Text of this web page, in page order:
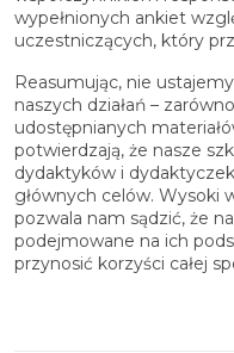
wypełnionych ankiet
uczestniczących, który
Reasumując, nie
naszych działań –
udostępnianych
potwierdzają, że nasze
dydaktyków i
głównych celów. Wysoki
pozwala nam sądzić, że
podejmowane na ich
przynosić korzyści całej